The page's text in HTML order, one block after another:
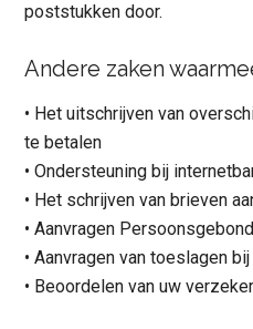
poststukken door.
Andere zaken
• Het uitschrijven van
te betalen
• Ondersteuning bij
• Het schrijven van brieven
• Aanvragen
• Aanvragen van toeslagen
• Beoordelen van uw